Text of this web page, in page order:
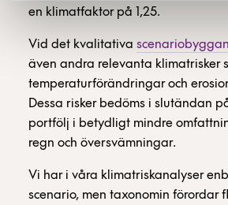
en klimatfaktor på 1,25.
Vid det kvalitativa
även andra relevanta klimatrisker
temperaturförändringar och
Dessa risker bedöms i slutändan
portfölj i betydligt mindre
regn och översvämningar.
Vi har i våra klimatriskanalyser
scenario, men taxonomin förordar